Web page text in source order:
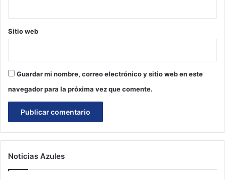
Sitio web
Guardar mi nombre, correo electrónico y sitio web en este
navegador para la próxima vez que comente.
Noticias Azules